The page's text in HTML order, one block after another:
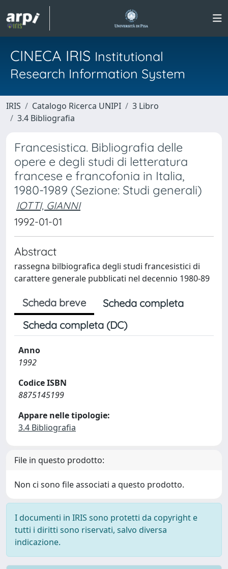
CINECA IRIS Institutional
Research Information System
IRIS Catalogo Ricerca UNIPI
3 Libro
3.4 Bibliografia
Francesistica. Bibliografia delle
opere e degli studi di letteratura
francese e francofonia in Italia,
1980-1989 (Sezione: Studi generali)
IOTTI, GIANNI
1992-01-01
Abstract
rassegna bilbiografica degli studi francesistici di
carattere generale pubblicati nel decennio 1980-89
Scheda breve
Scheda completa
Scheda completa (DC)
Anno
1992
Codice ISBN
8875145199
Appare nelle tipologie:
3.4 Bibliografia
File in questo prodotto:
Non ci sono file associati a questo prodotto.
I documenti in IRIS sono protetti da copyright e
tutti i diritti sono riservati, salvo diversa
indicazione.